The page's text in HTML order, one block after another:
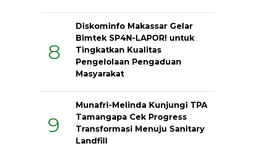
8
Diskominfo Makassar Gelar
Bimtek SP4N-LAPOR! untuk
Tingkatkan Kualitas
Pengelolaan Pengaduan
Masyarakat
9
Munafri-Melinda Kunjungi TPA
Tamangapa Cek Progress
Transformasi Menuju Sanitary
Landfill